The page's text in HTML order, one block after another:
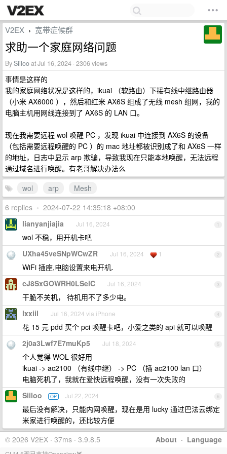
V2EX › 宽带症候群
求助一个家庭网络问题
BySiilooat Jul 16, 2024 · 2306 views
事情是这样的
我的家庭网络状况是这样的，ikuai （软路由）下接有线中继路由器
（小米 AX6000 ），然后和红米 AX6S 组成了无线 mesh 组网，我的
电脑主机用网线连接到了 AX6S 的 LAN 口。
现在我需要远程 wol 唤醒 PC ，发现 ikuai 中连接到 AX6S 的设备
（包括需要远程唤醒的 PC ）的 mac 地址都被识别成了和 AX6S 一样
的地址，日志中显示 arp 欺骗，导致我现在只能本地唤醒，无法远程
通过域名进行唤醒。有老哥解决办法么
wol
arp
Mesh
6 replies • 2024-07-22 14:35:18 +08:00
1
lianyanjiajia Jul 16, 2024
wol 不稳，用开机卡吧
2
UXha45veSNpWCwZR Jul 16, 2024 1
WiFi 插座,电脑设置来电开机.
3
cJ8SxGOWRH0LSelC Jul 16, 2024
干脆不关机， 待机用不了多少电。
4
lxxiil Jul 16, 2024 via iPhone
花 15 元 pdd 买个 pci 唤醒卡吧，小爱之类的 api 就可以唤醒
5
2j0a3Lwf7E7muKp5 Jul 18, 2024
个人觉得 WOL 很好用
ikuai -> ac2100 （有线中继） -> PC （插 ac2100 lan 口）
电脑死机了，我就在爱快远程唤醒，没有一次失败的
6
Siiloo OP Jul 22, 2024
最后没有解决，只能内网唤醒，现在是用 lucky 通过巴法云绑定
米家进行唤醒的，还比较方便
About · Language
© 2026 V2EX · 37ms · 3.9.8.5